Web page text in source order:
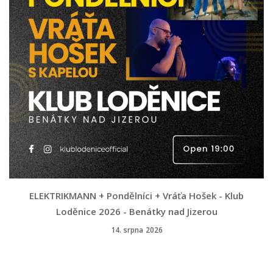
ELEKTRIKMANN + Pondělníci + Vráťa Hošek - Klub
Loděnice 2026 - Benátky nad Jizerou
14. srpna 2026